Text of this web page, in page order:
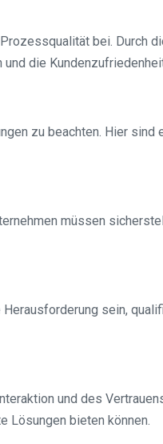
bei. Durch
die
zu beachten. Hier sind
müssen
sein,
und des
Lösungen bieten können.